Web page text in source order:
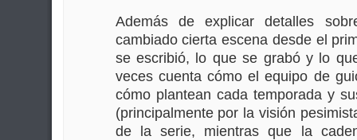
Además de explicar detalles
cambiado cierta escena desde el
se escribió, lo que se grabó y lo
veces cuenta cómo el equipo de
cómo plantean cada temporada y
(principalmente por la visión
de la serie, mientras que la